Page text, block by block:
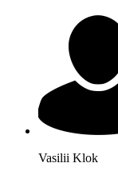
Vasilii Klok